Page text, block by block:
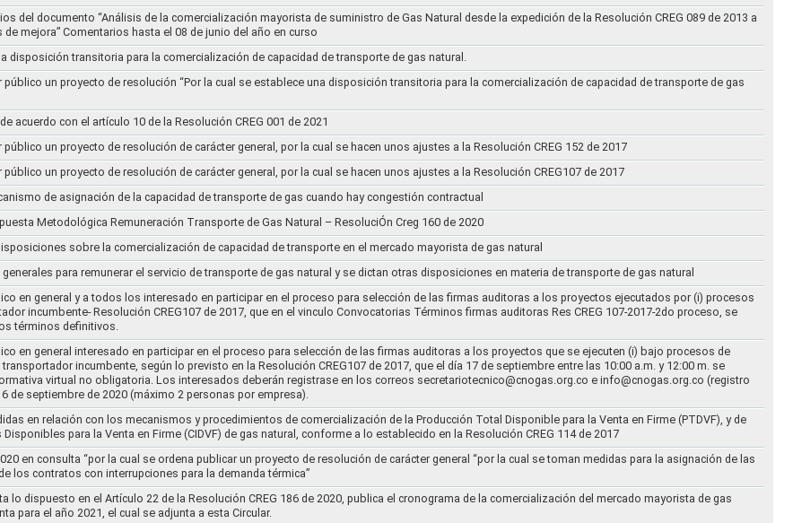
del documento “Análisis de la comercialización mayorista de suministro de Gas Natural desde la expedición de la Resolución CREG 089 de 2013 a
de mejora” Comentarios hasta el 08 de junio del año en curso
disposición transitoria para la comercialización de capacidad de transporte de gas natural.
público un proyecto de resolución “Por la cual se establece una disposición transitoria para la comercialización de capacidad de transporte de gas
acuerdo con el artículo 10 de la Resolución CREG 001 de 2021
público un proyecto de resolución de carácter general, por la cual se hacen unos ajustes a la Resolución CREG 152 de 2017
público un proyecto de resolución de carácter general, por la cual se hacen unos ajustes a la Resolución CREG107 de 2017
de asignación de la capacidad de transporte de gas cuando hay congestión contractual
Metodológica Remuneración Transporte de Gas Natural – ResoluciÓn Creg 160 de 2020
sobre la comercialización de capacidad de transporte en el mercado mayorista de gas natural
para remunerar el servicio de transporte de gas natural y se dictan otras disposiciones en materia de transporte de gas natural
en general y a todos los interesado en participar en el proceso para selección de las firmas auditoras a los proyectos ejecutados por (i) procesos
incumbente- Resolución CREG107 de 2017, que en el vinculo Convocatorias Términos firmas auditoras Res CREG 107-2017-2do proceso, se
términos definitivos.
en general interesado en participar en el proceso para selección de las firmas auditoras a los proyectos que se ejecuten (i) bajo procesos de
incumbente, según lo previsto en la Resolución CREG107 de 2017, que el día 17 de septiembre entre las 10:00 a.m. y 12:00 m. se
virtual no obligatoria. Los interesados deberán registrase en los correos secretariotecnico@cnogas.org.co e info@cnogas.org.co (registro
de septiembre de 2020 (máximo 2 personas por empresa).
en relación con los mecanismos y procedimientos de comercialización de la Producción Total Disponible para la Venta en Firme (PTDVF), y de
Disponibles para la Venta en Firme (CIDVF) de gas natural, conforme a lo establecido en la Resolución CREG 114 de 2017
en consulta “por la cual se ordena publicar un proyecto de resolución de carácter general “por la cual se toman medidas para la asignación de las
los contratos con interrupciones para la demanda térmica”
lo dispuesto en el Artículo 22 de la Resolución CREG 186 de 2020, publica el cronograma de la comercialización del mercado mayorista de gas
para el año 2021, el cual se adjunta a esta Circular.